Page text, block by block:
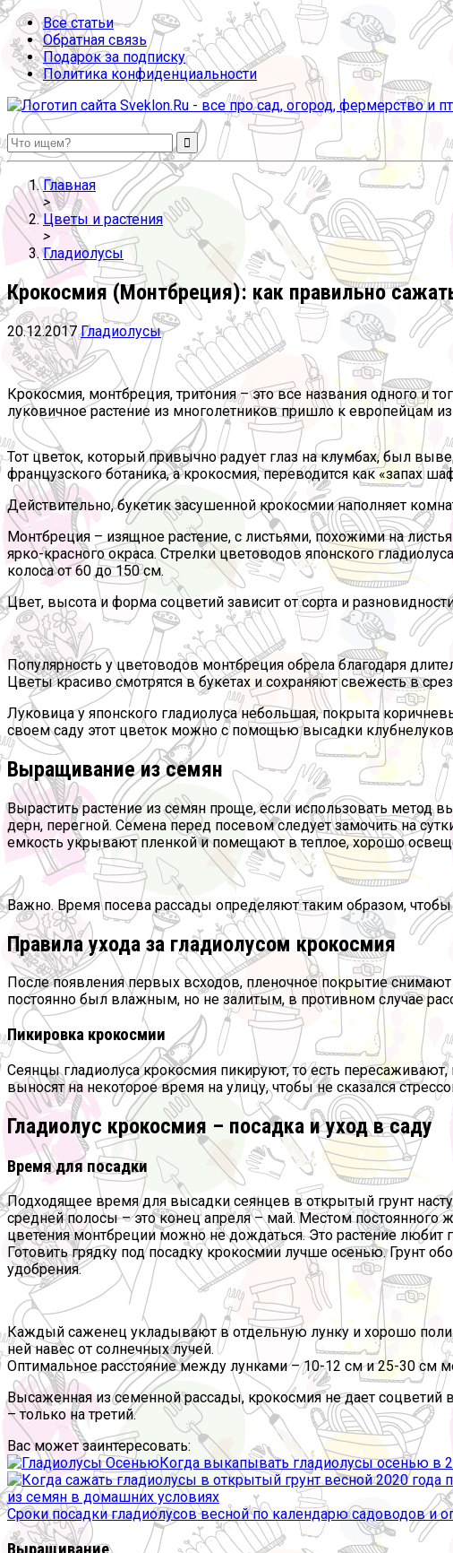
Все статьи
Обратная связь
Подарок за подписку
Политика конфиденциальности
Sveklon.Ru – все про сад, огород, фермерство и птицеводство
Главная
>
Цветы и растения
>
Гладиолусы
Крокосмия (Монтбреция): как правильно
20.12.2017 Гладиолусы
Крокосмия, монтбреция, тритония – это все названия одного и
луковичное растение из многолетников пришло к европейцам
Тот цветок, который привычно радует глаз на клумбах, был
французского ботаника, а крокосмия, переводится как «запах
Действительно, букетик засушенной крокосмии наполняет
Монтбреция – изящное растение, с листьями, похожими на
ярко-красного окраса. Стрелки цветоводов японского
колоса от 60 до 150 см.
Цвет, высота и форма соцветий зависит от сорта и
Популярность у цветоводов монтбреция обрела благодаря
Цветы красиво смотрятся в букетах и сохраняют свежесть в
Луковица у японского гладиолуса небольшая, покрыта
своем саду этот цветок можно с помощью высадки
Выращивание из семян
Вырастить растение из семян проще, если использовать метод
дерн, перегной. Семена перед посевом следует замочить на
емкость укрывают пленкой и помещают в теплое, хорошо
Важно. Время посева рассады определяют таким образом,
Правила ухода за гладиолусом крокосмия
После появления первых всходов, пленочное покрытие
постоянно был влажным, но не залитым, в противном случае
Пикировка крокосмии
Сеянцы гладиолуса крокосмия пикируют, то есть
выносят на некоторое время на улицу, чтобы не сказался
Гладиолус крокосмия – посадка и уход в саду
Время для посадки
Подходящее время для высадки сеянцев в открытый грунт
средней полосы – это конец апреля – май. Местом постоянного
цветения монтбреции можно не дождаться. Это растение любит
Готовить грядку под посадку крокосмии лучше осенью. Грунт
удобрения.
Каждый саженец укладывают в отдельную лунку и хорошо
ней навес от солнечных лучей.
Оптимальное расстояние между лунками – 10-12 см и 25-30 см
Высаженная из семенной рассады, крокосмия не дает
– только на третий.
Вас может заинтересовать:
Когда выкапывать гладиолусы осенью в
Сроки посадки гладиолусов весной по календарю садоводов и